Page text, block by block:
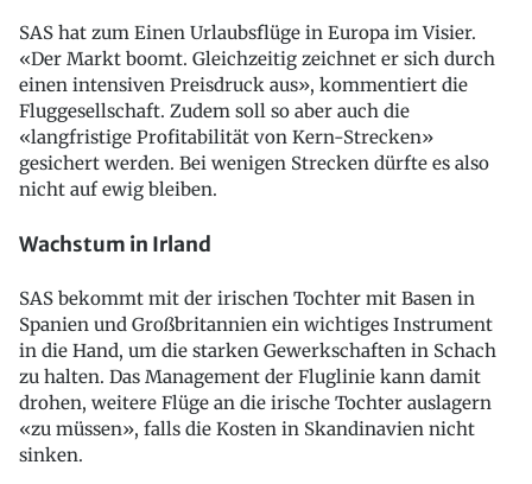
SAS hat zum Einen Urlaubsflüge in Europa im Visier.
«Der Markt boomt. Gleichzeitig zeichnet er sich durch
einen intensiven Preisdruck aus», kommentiert die
Fluggesellschaft. Zudem soll so aber auch die
«langfristige Profitabilität von Kern-Strecken»
gesichert werden. Bei wenigen Strecken dürfte es also
nicht auf ewig bleiben.
Wachstum in Irland
SAS bekommt mit der irischen Tochter mit Basen in
Spanien und Großbritannien ein wichtiges Instrument
in die Hand, um die starken Gewerkschaften in Schach
zu halten. Das Management der Fluglinie kann damit
drohen, weitere Flüge an die irische Tochter auslagern
«zu müssen», falls die Kosten in Skandinavien nicht
sinken.